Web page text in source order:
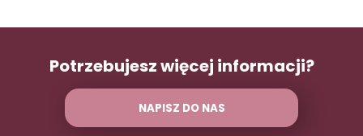
Potrzebujesz więcej informacji?
NAPISZ DO NAS